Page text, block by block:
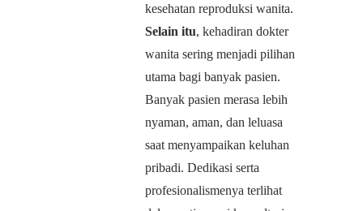
kesehatan reproduksi wanita.
Selain itu, kehadiran dokter
wanita sering menjadi pilihan
utama bagi banyak pasien.
Banyak pasien merasa lebih
nyaman, aman, dan leluasa
saat menyampaikan keluhan
pribadi. Dedikasi serta
profesionalismenya terlihat